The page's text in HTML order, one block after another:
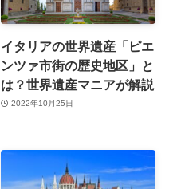
イタリアの世界遺産「ピエ
ンツァ市街の歴史地区」と
は？世界遺産マニアが解説
2022年10月25日